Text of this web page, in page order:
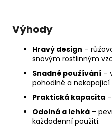
Výhody
Hravý design –
snovým rostlinným
Snadné používání –
pohodlné a nekapající
Praktická kapacita
Odolná a lehká –
každodenní použití.